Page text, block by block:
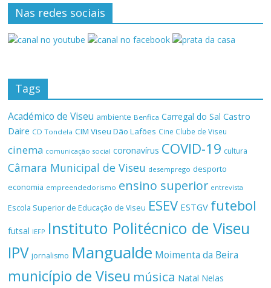
Nas redes sociais
Tags
Académico de Viseu ambiente Benfica Carregal do Sal Castro
Daire CD Tondela CIM Viseu Dão Lafões Cine Clube de Viseu
cinema comunicação social coronavírus COVID-19 cultura
Câmara Municipal de Viseu desemprego desporto
economia empreendedorismo ensino superior entrevista
Escola Superior de Educação de Viseu ESEV ESTGV futebol
futsal IEFP Instituto Politécnico de Viseu
IPV jornalismo Mangualde Moimenta da Beira
município de Viseu música Natal Nelas